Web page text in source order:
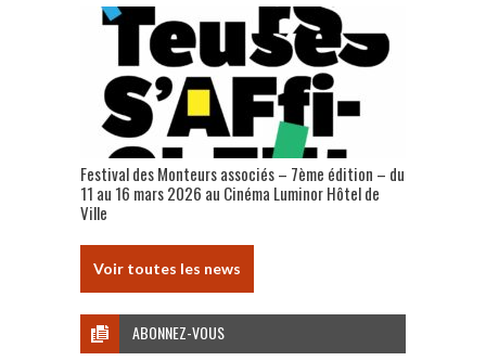
Festival des Monteurs associés – 7ème édition – du
11 au 16 mars 2026 au Cinéma Luminor Hôtel de
Ville
Voir toutes les news
ABONNEZ-VOUS